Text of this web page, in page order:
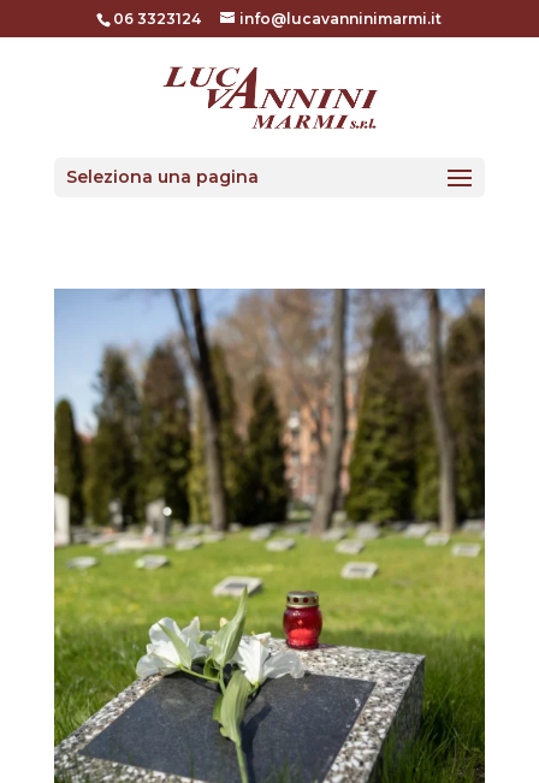
06 3323124 info@lucavanninimarmi.it
Seleziona una pagina